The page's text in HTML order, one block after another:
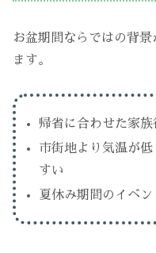
お盆期間ならではの背景
ます。
帰省に合わせた家
市街地より気温が
すい
夏休み期間のイベ